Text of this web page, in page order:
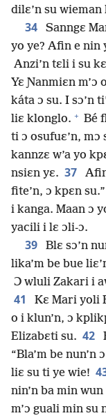
dilɛ’n su wieman
34
Sanngɛ
yo ye? Afin e nin
Anzi’n tɛli i su
Yɛ Ɲanmiɛn m’ɔ
káta ɔ su. I sɔ’n
liɛ klonglo. + Bé
ti ɔ osufuɛ’n, mɔ
kannzɛ w’a yo
nsiɛn yɛ. 37
fite’n, ɔ kpɛn su.”
i kanga. Maan ɔ
yacili i lɛ ɔli-ɔ.
39
Blɛ sɔ’n
lika’m be bue
Ɔ wluli Zakari i
41
Kɛ Mari yoli
o i klun’n, ɔ
Elizabɛti su. 42
“Bla’m be nun’n
liɛ su ti ye wie!
nin’n ba min wun
m’ɔ guali min su